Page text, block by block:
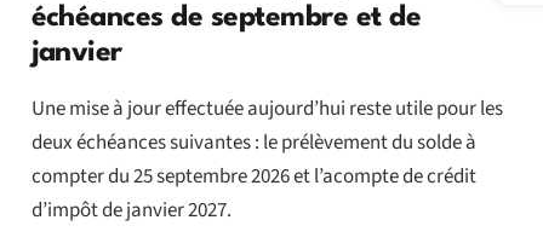
échéances de septembre et de
janvier
Une mise à jour effectuée aujourd’hui reste utile pour les
deux échéances suivantes : le prélèvement du solde à
compter du 25 septembre 2026 et l’acompte de crédit
d’impôt de janvier 2027.